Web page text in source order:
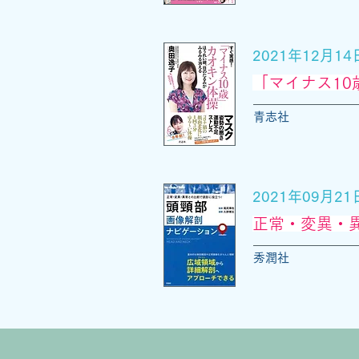
2021年12月14
「マイナス
青志社
2021年09月21
正常・変異・
秀潤社